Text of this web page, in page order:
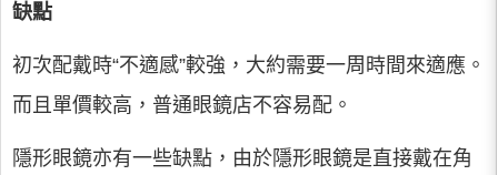
缺點
初次配戴時“不適感”較強，大約需要一周時間來適應。
而且單價較高，普通眼鏡店不容易配。
隱形眼鏡亦有一些缺點，由於隱形眼鏡是直接戴在角